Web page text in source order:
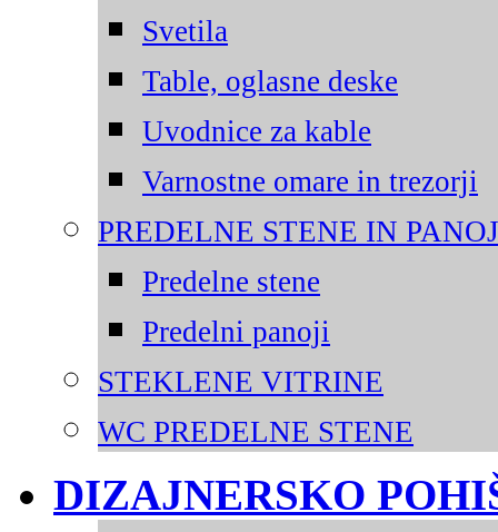
Svetila
Table, oglasne deske
Uvodnice za kable
Varnostne omare in trezorji
PREDELNE STENE IN
Predelne stene
Predelni panoji
STEKLENE VITRINE
WC PREDELNE STENE
DIZAJNERSKO